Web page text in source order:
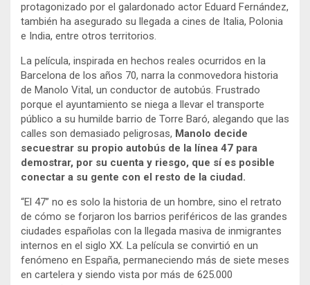
protagonizado por el galardonado actor Eduard Fernández,
también ha asegurado su llegada a cines de Italia, Polonia
e India, entre otros territorios.
La película, inspirada en hechos reales ocurridos en la
Barcelona de los años 70, narra la conmovedora historia
de Manolo Vital, un conductor de autobús. Frustrado
porque el ayuntamiento se niega a llevar el transporte
público a su humilde barrio de Torre Baró, alegando que las
calles son demasiado peligrosas, Manolo decide
secuestrar su propio autobús de la línea 47 para
demostrar, por su cuenta y riesgo, que sí es posible
conectar a su gente con el resto de la ciudad.
“El 47” no es solo la historia de un hombre, sino el retrato
de cómo se forjaron los barrios periféricos de las grandes
ciudades españolas con la llegada masiva de inmigrantes
internos en el siglo XX. La película se convirtió en un
fenómeno en España, permaneciendo más de siete meses
en cartelera y siendo vista por más de 625.000